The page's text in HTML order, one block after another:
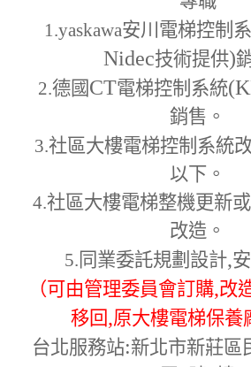
1.yaskawa安川電梯控制
Nidec技術提供)
2.德國 CT電梯控制系統
銷售。
3.社區大樓電梯控制系統
以下。
4.社區大樓電梯整機更新
改造。
5. 同業委託規劃設計,
（可由管理委員會訂購,改
移回,原大樓電梯保養
台北服務站:新北市新莊區